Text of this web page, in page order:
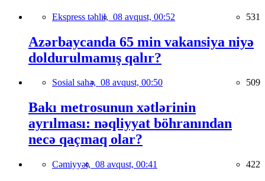
Ekspress təhlil, 08 avqust, 00:52 531
Azərbaycanda 65 min vakansiya niyə
doldurulmamış qalır?
Sosial sahə, 08 avqust, 00:50 509
Bakı metrosunun xətlərinin
ayrılması: nəqliyyat böhranından
necə qaçmaq olar?
Cəmiyyət, 08 avqust, 00:41 422